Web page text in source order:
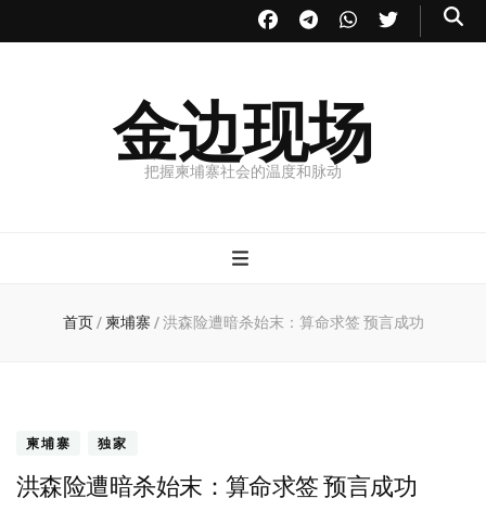
金边现场
把握柬埔寨社会的温度和脉动
首页/ 柬埔寨 /洪森险遭暗杀始末：算命求签 预言成功
柬埔寨 独家
洪森险遭暗杀始末：算命求签 预言成功